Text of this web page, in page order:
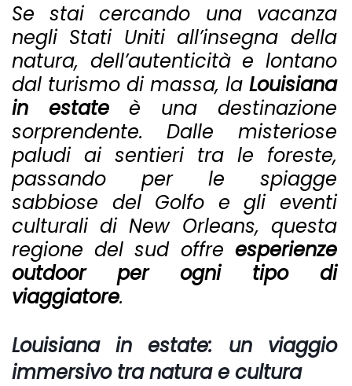
Se stai cercando una vacanza
negli Stati Uniti all’insegna della
natura, dell’autenticità e lontano
dal turismo di massa, la Louisiana
in estateè una destinazione
sorprendente. Dalle misteriose
paludi ai sentieri tra le foreste,
passando per le spiagge
sabbiose del Golfo e gli eventi
culturali di New Orleans, questa
regione del sud offre esperienze
outdoor per ogni tipo di
viaggiatore.
Louisiana in estate: un viaggio
immersivo tra natura e cultura